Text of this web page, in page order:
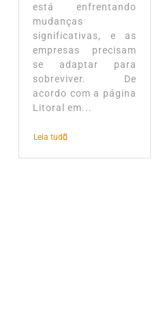
está enfrentando
mudanças
significativas, e as
empresas precisam
se adaptar para
sobreviver. De
acordo com a página
Litoral em...
Leia tudo